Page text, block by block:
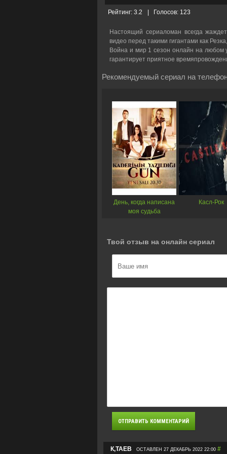
Рейтинг: 3.2 Голосов: 123
Настоящий сериаломан всегда
видео перед такими гигантами как
Война и мир 1 сезон онлайн на любом
гарантирует приятное
Рекомендуемый сериал на
День, когда написана
моя судьба
Касл-Рок
Твой отзыв на онлайн сериал
К,ТАЕВ ОСТАВЛЕН 27 ДЕКАБРЬ 2022 22:00 #